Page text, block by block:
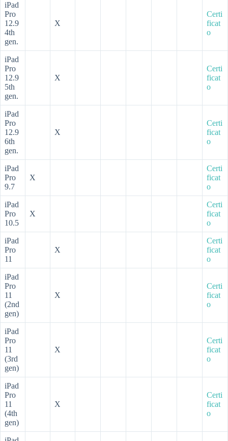
iPad
Pro
12.9
4th
gen.
X
Certi
ficat
o
iPad
Pro
12.9
5th
gen.
X
Certi
ficat
o
iPad
Pro
12.9
6th
gen.
X
Certi
ficat
o
iPad
Pro
9.7
X
Certi
ficat
o
iPad
Pro
10.5
X
Certi
ficat
o
iPad
Pro
11
X
Certi
ficat
o
iPad
Pro
11
(2nd
gen)
X
Certi
ficat
o
iPad
Pro
11
(3rd
gen)
X
Certi
ficat
o
iPad
Pro
11
(4th
gen)
X
Certi
ficat
o